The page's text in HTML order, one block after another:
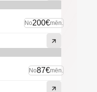
No200€mēn.
No87€mēn.